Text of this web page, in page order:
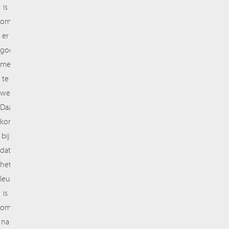
is
om
er
goed
mee
te
werken.
Daar
komt
bij
dat
het
leuk
is
om
na